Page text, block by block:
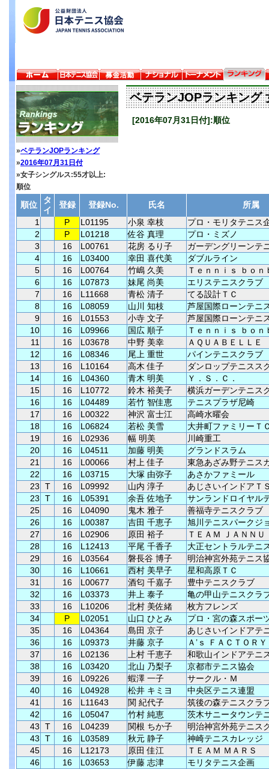
»ベテランJOPランキング
»2016年07月31日付
»女子シングルス:55才以上:
順位
ベテランJOPランキング
[2016年07月31日付]:順位
順位
タ
イ
登録 登録No. 氏名
所属
1
P L01195 小泉 幸枝
プロ・モリタテニス
2
P L01218 佐谷 真理
プロ・ミズノ
3
16 L00761 花房 るり子
ガーデングリーンテ
4
16 L03400 幸田 喜代美
ダブルライン
5
16 L00764 竹嶋 久美
Ｔｅｎｎｉｓ ｂｏｎ
6
16 L07873 妹尾 尚美
エリステニスクラブ
7
16 L11668 青松 清子
てる設計ＴＣ
8
16 L08059 山川 知枝
芦屋国際ローンテニ
9
16 L01553 小寺 文子
芦屋国際ローンテニ
10
16 L09966 国広 順子
Ｔｅｎｎｉｓ ｂｏｎ
11
16 L03678 中野 美幸
ＡＱＵＡＢＥＬＬＥ
12
16 L08346 尾上 重世
パインテニスクラブ
13
16 L10164 高木 佳子
ダンロップテニスス
14
16 L04360 青木 明美
Ｙ．Ｓ．Ｃ．
15
16 L10772 鈴木 裕美子
横浜ガーデンテニス
16
16 L04489 若竹 智佳恵
テニスプラザ尼崎
17
16 L00322 神沢 富士江
高崎水曜会
18
16 L06824 若松 美雪
大井町ファミリーＴ
19
16 L02936 幅 明美
川崎重工
20
16 L04511 加藤 明美
グランドスラム
21
16 L00066 村上 佳子
東急あざみ野テニス
22
16 L03715 大塚 由弥子
あさかファミール
23
T 16 L09992 山内 淳子
あじさいインドアＴ
23
T 16 L05391 余吾 佐地子
サンランドロイヤル
25
16 L04090 鬼木 雅子
善福寺テニスクラブ
26
16 L00387 吉田 千恵子
旭川テニスパークジ
27
16 L02906 原田 裕子
ＴＥＡＭ ＪＡＮＮＵ
28
16 L12413 平尾 千香子
大正セントラルテニ
29
16 L03564 磐長谷 博子
明治神宮外苑テニス
30
16 L10661 西村 美早子
星和高原ＴＣ
31
16 L00677 酒匂 千嘉子
豊中テニスクラブ
32
16 L03373 井上 泰子
亀の甲山テニスクラ
33
16 L10206 北村 美佐緒
枚方フレンズ
34
P L02051 山口 ひとみ
プロ・宮の森スポー
35
16 L04364 島田 京子
あじさいインドアテ
36
16 L09373 井藤 京子
Ａ’ｓ ＦＡＣＴＯＲＹ
37
16 L02136 上村 千恵子
和歌山インドアテニ
38
16 L03420 北山 乃梨子
京都市テニス協会
39
16 L09226 蝦澤 一子
サークル・Ｍ
40
16 L04928 松井 キミヨ
中央区テニス連盟
41
16 L11643 関 紀代子
筑後の森テニスクラ
42
16 L05047 竹村 純恵
茨木サニータウンテ
43
T 16 L04239 関根 ちか子
明治神宮外苑テニス
43
T 16 L03589 秋元 静子
神崎テニスカレッジ
45
16 L12173 原田 佳江
ＴＥＡＭ ＭＡＲＳ
46
16 L03653 伊藤 志津
モリタテニス企画